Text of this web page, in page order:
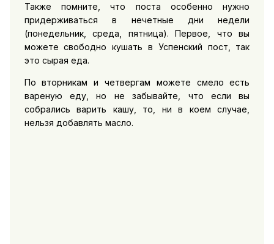
Также помните, что поста особенно нужно
придерживаться в нечетные дни недели
(понедельник, среда, пятница). Первое, что вы
можете свободно кушать в Успенский пост, так
это сырая еда.
По вторникам и четвергам можете смело есть
вареную еду, но не забывайте, что если вы
собрались варить кашу, то, ни в коем случае,
нельзя добавлять масло.